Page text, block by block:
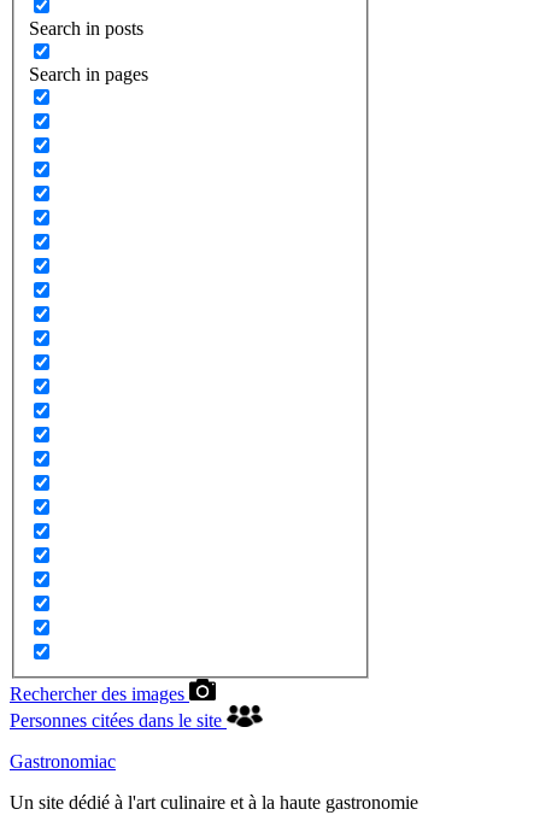
Search in posts
Search in pages
Rechercher des images
Personnes citées dans le site
Gastronomiac
Un site dédié à l'art culinaire et à la haute gastronomie